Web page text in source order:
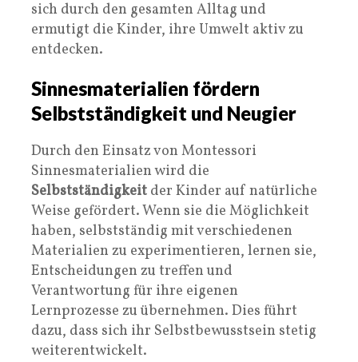
sich durch den gesamten Alltag und
ermutigt die Kinder, ihre Umwelt aktiv zu
entdecken.
Sinnesmaterialien fördern
Selbstständigkeit und Neugier
Durch den Einsatz von Montessori
Sinnesmaterialien wird die
Selbstständigkeit der Kinder auf natürliche
Weise gefördert. Wenn sie die Möglichkeit
haben, selbstständig mit verschiedenen
Materialien zu experimentieren, lernen sie,
Entscheidungen zu treffen und
Verantwortung für ihre eigenen
Lernprozesse zu übernehmen. Dies führt
dazu, dass sich ihr Selbstbewusstsein stetig
weiterentwickelt.